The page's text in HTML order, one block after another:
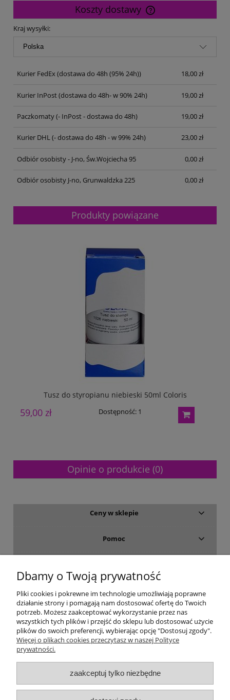
Koszty dostawy
Cena nie zawiera ewentualnych kosztów płatności
Kraj wysyłki:
Kurier FedEx(dostawa do 48h (95% 24h)) 18,00 zł
Kurier InPost(dostawa do 48h- w 90% 24h) 19,00 zł
Paczkomaty(- InPost - dostawa do 48h) 19,00 zł
Kurier DHL(- dostawa do 48h - w 99% 24h) 23,00 zł
Odbiór osobisty - J-no, Św.Wojciecha 95 0,00 zł
Odbiór osobisty J-no, Grunwaldzka 225 0,00 zł
Produkty powiązane
Tusz do styropianu niebieski 50ml Coloris
59,00 zł Dostępność: 1
Opinie o produkcie (0)
Ceny w sklepie
Pomoc
Moje konto
Gwarancja i zwroty
O firmie
Dbamy o Twoją prywatność
Pliki cookies i pokrewne im technologie umożliwiają poprawne
działanie strony i pomagają nam dostosować ofertę do Twoich
potrzeb. Możesz zaakceptować wykorzystanie przez nas
wszystkich tych plików i przejść do sklepu lub dostosować użycie
plików do swoich preferencji, wybierając opcję "Dostosuj zgody".
Więcej o plikach cookies przeczytasz w naszej Polityce
prywatności.
zaakceptuj tylko niezbędne